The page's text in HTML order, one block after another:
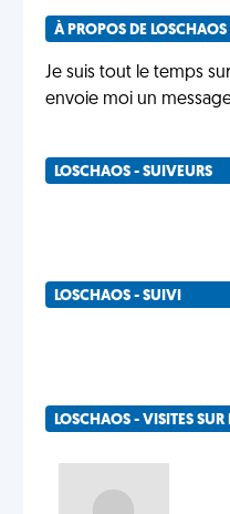
À PROPOS DE LOSCHAOS
Je suis tout le temps
envoie moi un
LOSCHAOS - SUIVEURS
LOSCHAOS - SUIVI
LOSCHAOS - VISITES SUR